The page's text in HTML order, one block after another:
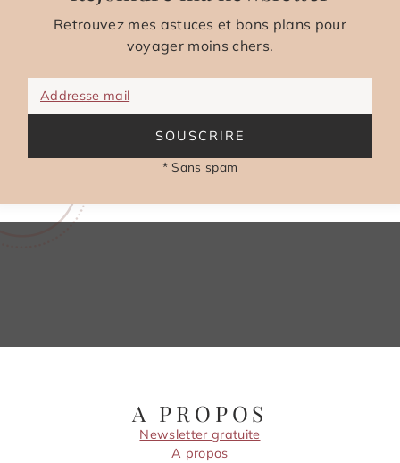
Retrouvez mes astuces et bons plans pour
voyager moins chers.
Addresse mail
SOUSCRIRE
* Sans spam
A PROPOS
Newsletter gratuite
A propos